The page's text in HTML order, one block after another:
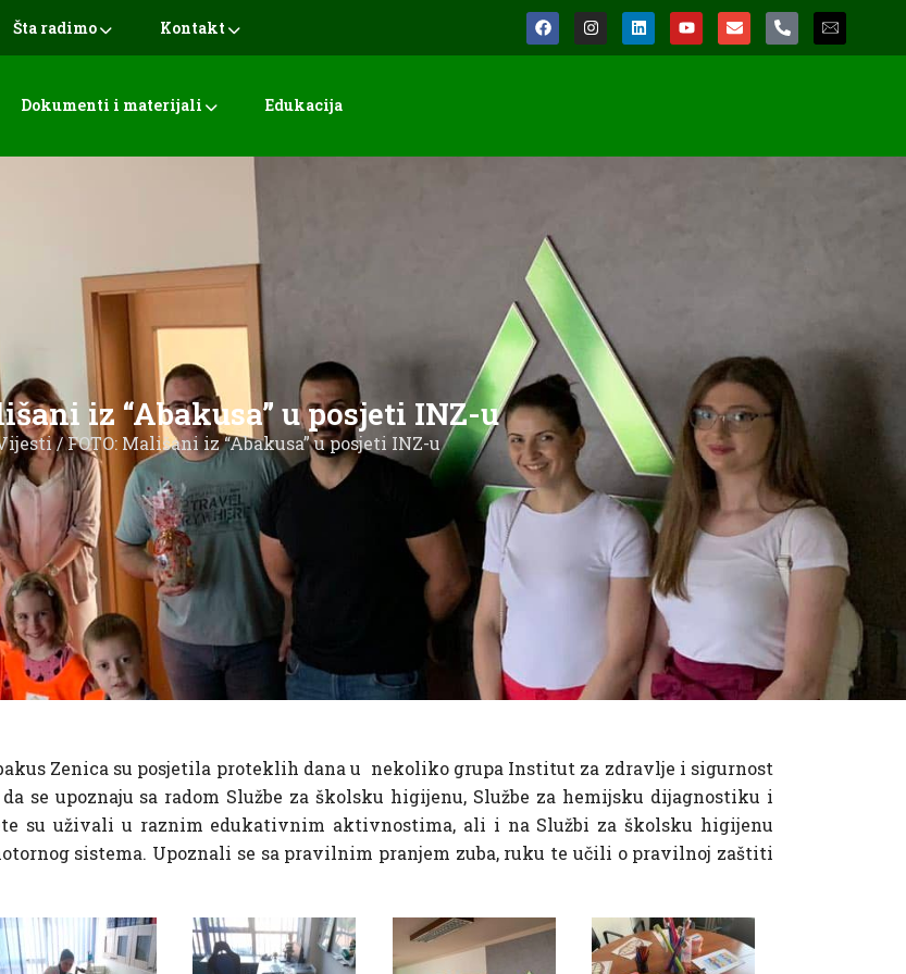
Šta radimo Kontakt
Dokumenti i materijali Edukacija
iz “Abakusa” u posjeti INZ-u
/ FOTO: Mališani iz “Abakusa” u posjeti INZ-u
Zenica su posjetila proteklih dana u nekoliko grupa Institut za zdravlje i sigurnost
se upoznaju sa radom Službe za školsku higijenu, Službe za hemijsku dijagnostiku i
su uživali u raznim edukativnim aktivnostima, ali i na Službi za školsku higijenu
sistema. Upoznali se sa pravilnim pranjem zuba, ruku te učili o pravilnoj zaštiti